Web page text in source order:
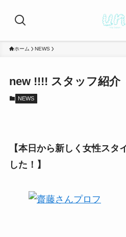
ホーム NEWS
new !!!! スタッフ紹介
NEWS
【本日から新しく女性スタ
した！】